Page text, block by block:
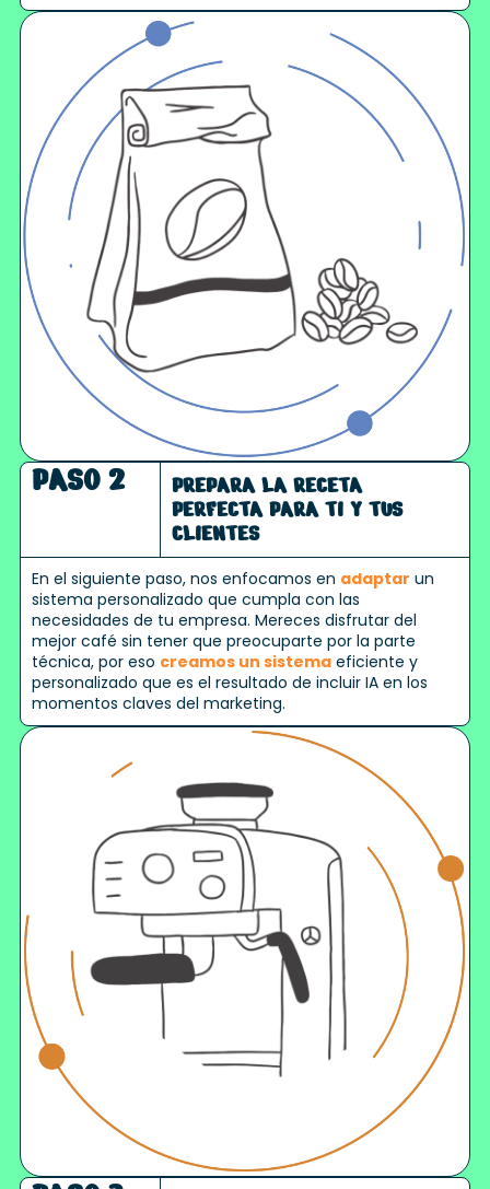
PASO 2
PREPARA LA RECETA
PERFECTA PARA TI Y TUS
CLIENTES
En el siguiente paso, nos enfocamos en adaptar un
sistema personalizado que cumpla con las
necesidades de tu empresa. Mereces disfrutar del
mejor café sin tener que preocuparte por la parte
técnica, por eso creamos un sistemaeficiente y
personalizado que es el resultado de incluir IA en los
momentos claves del marketing.